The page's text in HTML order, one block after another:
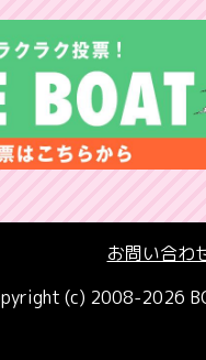
お問い合わ
(c) 2008-2026